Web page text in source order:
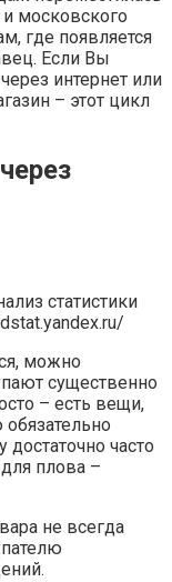
московского
где появляется
Если Вы
интернет или
– этот цикл
статистики
можно
существенно
– есть вещи,
часто
плова –
не всегда